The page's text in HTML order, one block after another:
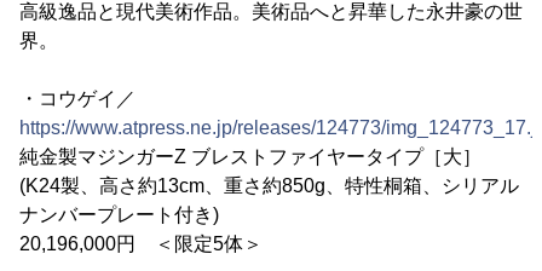
高級逸品と現代美術作品。美術品へと昇華した永井豪の世
界。
・コウゲイ／
https://www.atpress.ne.jp/releases/124773/
純金製マジンガーZ ブレストファイヤータイプ［大］
(K24製、高さ約13cm、重さ約850g、特性桐箱、シリアル
ナンバープレート付き)
20,196,000円 ＜限定5体＞